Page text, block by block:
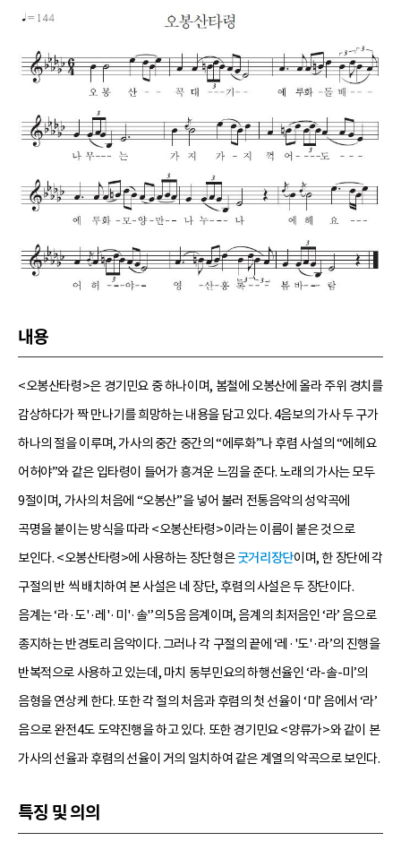
내용
<오봉산타령>은 경기민요 중 하나이며, 봄철에 오봉산에 올라 주위 경치를
감상하다가 짝 만나기를 희망하는 내용을 담고 있다. 4음보의 가사 두 구가
하나의 절을 이루며, 가사의 중간 중간의 “에루화”나 후렴 사설의 “에헤요
어허야”와 같은 입타령이 들어가 흥겨운 느낌을 준다. 노래의 가사는 모두
9절이며, 가사의 처음에 “오봉산”을 넣어 불러 전통음악의 성악곡에
곡명을 붙이는 방식을 따라 <오봉산타령>이라는 이름이 붙은 것으로
보인다. <오봉산타령>에 사용하는 장단형은굿거리장단이며, 한 장단에 각
구절의 반 씩 배치하여 본 사설은 네 장단, 후렴의 사설은 두 장단이다.
음계는 ‘라·도'·레'·미'·솔'’의 5음 음계이며, 음계의 최저음인 ‘라’ 음으로
종지하는 반경토리 음악이다. 그러나 각 구절의 끝에 ‘레·'도'·라’의 진행을
반복적으로 사용하고 있는데, 마치 동부민요의 하행선율인 ‘라-솔-미’의
음형을 연상케 한다. 또한 각 절의 처음과 후렴의 첫 선율이 ‘미’ 음에서 ‘라’
음으로 완전4도 도약진행을 하고 있다. 또한 경기민요 <양류가>와 같이 본
가사의 선율과 후렴의 선율이 거의 일치하여 같은 계열의 악곡으로 보인다.
특징 및 의의